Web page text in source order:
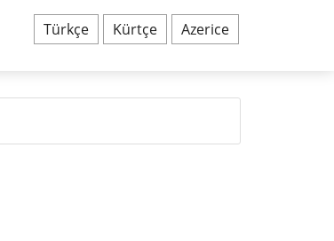
Türkçe Kürtçe Azerice